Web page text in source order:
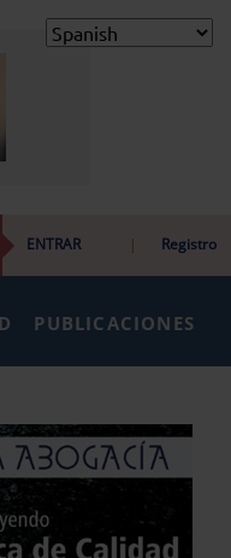
ENTRAR | Registro
PUBLICACIONES